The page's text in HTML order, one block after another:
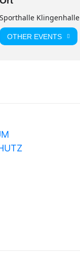
Sporthalle Klingenhalle
OTHER EVENTS